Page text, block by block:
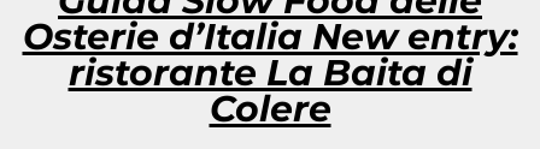
Osterie d’Italia New entry:
ristorante La Baita di
Colere